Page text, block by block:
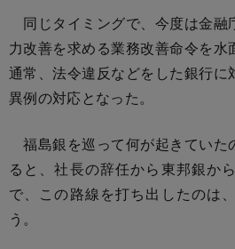
同じタイミングで、今度は金融
力改善を求める業務改善命令を水
通常、法令違反などをした銀行に
異例の対応となった。
福島銀を巡って何が起きていた
ると、社長の辞任から東邦銀か
で、この路線を打ち出したのは
う。